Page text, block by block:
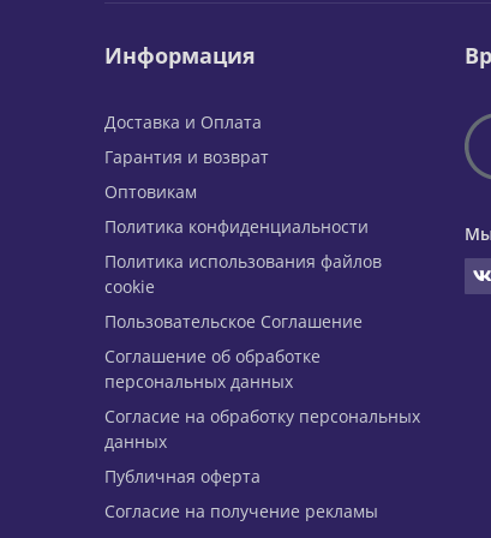
Информация
Доставка и Оплата
Гарантия и возврат
Оптовикам
Политика конфиденциальности
Политика использования файлов
cookie
Пользовательское Соглашение
Соглашение об обработке
персональных данных
Согласие на обработку персональных
данных
Публичная оферта
Согласие на получение рекламы
Мы